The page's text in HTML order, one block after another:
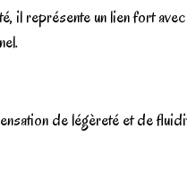
il représente un lien fort
de légèreté et de